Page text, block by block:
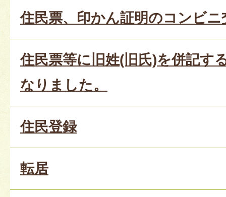
住民票、印かん証明のコンビ
住民票等に旧姓(旧氏)を併記す
なりました。
住民登録
転居